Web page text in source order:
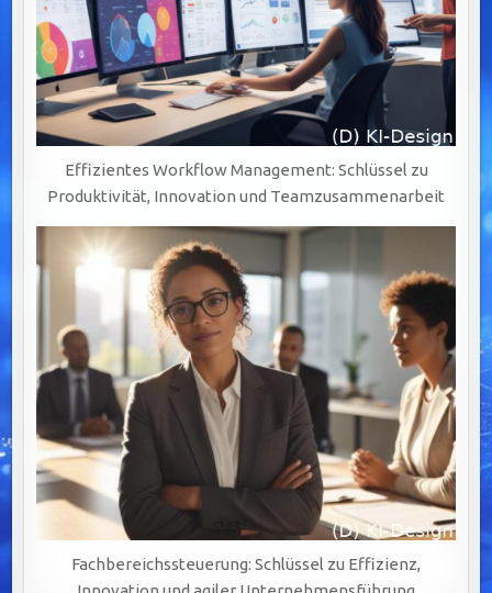
Effizientes Workflow Management: Schlüssel zu
Produktivität, Innovation und Teamzusammenarbeit
Fachbereichssteuerung: Schlüssel zu Effizienz,